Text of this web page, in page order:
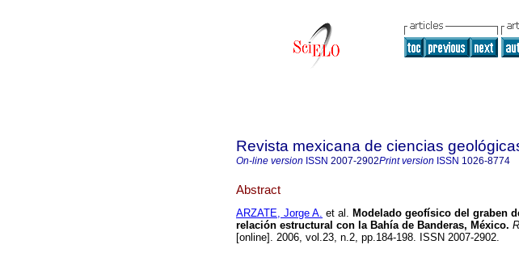
Revista mexicana de ciencias
On-line version ISSN 2007-2902Print version ISSN 1026-8774
Abstract
ARZATE, Jorge A. et al. Modelado geofísico del graben
relación estructural con la Bahía de Banderas, México.
[online]. 2006, vol.23, n.2, pp.184-198. ISSN 2007-2902.